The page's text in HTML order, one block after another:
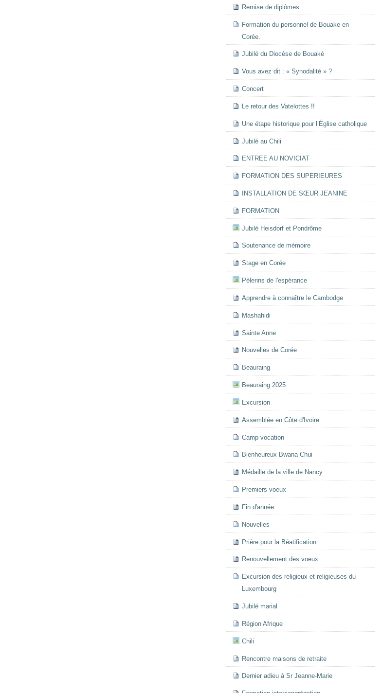
Remise de diplômes
Formation du personnel de Bouake en
Corée.
Jubilé du Diocèse de Bouaké
Vous avez dit : « Synodalité » ?
Concert
Le retour des Vatelottes !!
Une étape historique pour l’Église catholique
Jubilé au Chili
ENTREE AU NOVICIAT
FORMATION DES SUPERIEURES
INSTALLATION DE SŒUR JEANINE
FORMATION
Jubilé Heisdorf et Pondrôme
Soutenance de mémoire
Stage en Corée
Pèlerins de l'espérance
Apprendre à connaître le Cambodge
Mashahidi
Sainte Anne
Nouvelles de Corée
Beauraing
Beauraing 2025
Excursion
Assemblée en Côte d'Ivoire
Camp vocation
Bienheureux Bwana Chui
Médaille de la ville de Nancy
Premiers voeux
Fin d'année
Nouvelles
Prière pour la Béatification
Renouvellement des voeux
Excursion des religieux et religieuses du
Luxembourg
Jubilé marial
Région Afrique
Chili
Rencontre maisons de retraite
Dernier adieu à Sr Jeanne-Marie